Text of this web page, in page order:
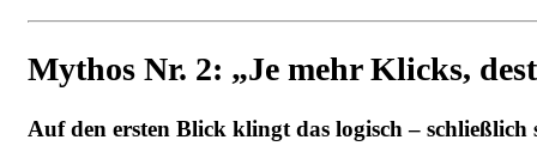
Mythos Nr. 2: „Je mehr Klicks,
Auf den ersten Blick klingt das logisch – schließlich